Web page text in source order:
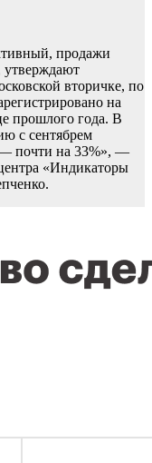
продажи
утверждают
вторичке, по
на
прошлого года. В
с сентябрем
— почти на 33%», —
«Индикаторы